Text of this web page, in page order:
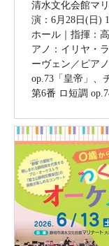
清水文化会館マ
演：6月28日(日)
ホール｜指揮：
アノ：イリヤ・
ーヴェン／ピア
op.73「皇帝」、
第6番 ロ短調